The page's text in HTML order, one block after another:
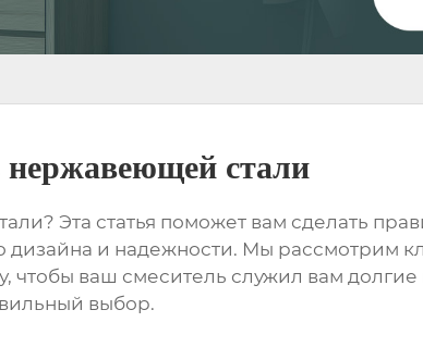
нержавеющей стали
? Эта статья поможет вам сделать
дизайна и надежности. Мы рассмотрим
чтобы ваш смеситель служил вам
выбор.